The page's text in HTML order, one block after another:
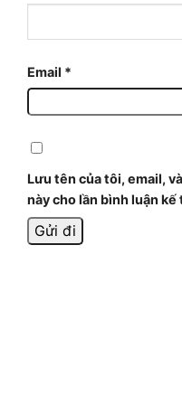
Email *
Lưu tên của tôi, email,
này cho lần bình luận